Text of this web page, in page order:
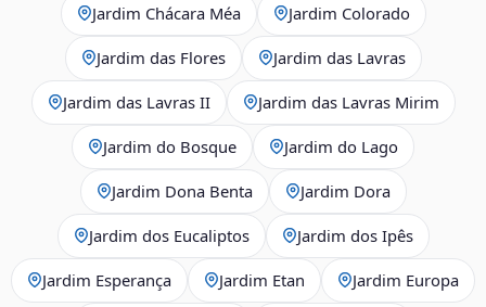
Jardim Chácara Méa Jardim Colorado
Jardim das Flores Jardim das Lavras
Jardim das Lavras II Jardim das Lavras Mirim
Jardim do Bosque Jardim do Lago
Jardim Dona Benta Jardim Dora
Jardim dos Eucaliptos Jardim dos Ipês
Jardim Esperança Jardim Etan Jardim Europa